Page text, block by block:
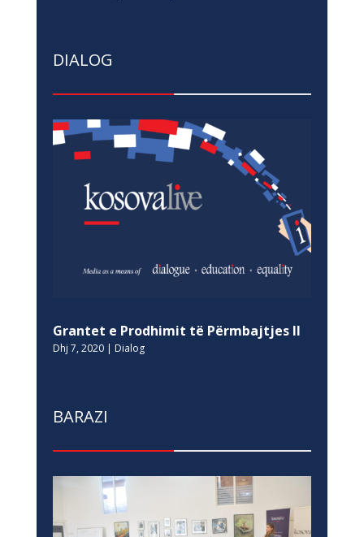
DIALOG
Grantet e Prodhimit të Përmbajtjes II
Dhj 7, 2020| Dialog
BARAZI